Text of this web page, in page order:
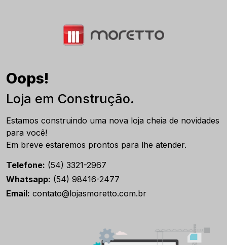
Oops!
Loja em Construção.
Estamos construindo uma nova loja cheia de novidades
para você!
Em breve estaremos prontos para lhe atender.
Telefone: (54) 3321-2967
Whatsapp: (54) 98416-2477
Email: contato@lojasmoretto.com.br